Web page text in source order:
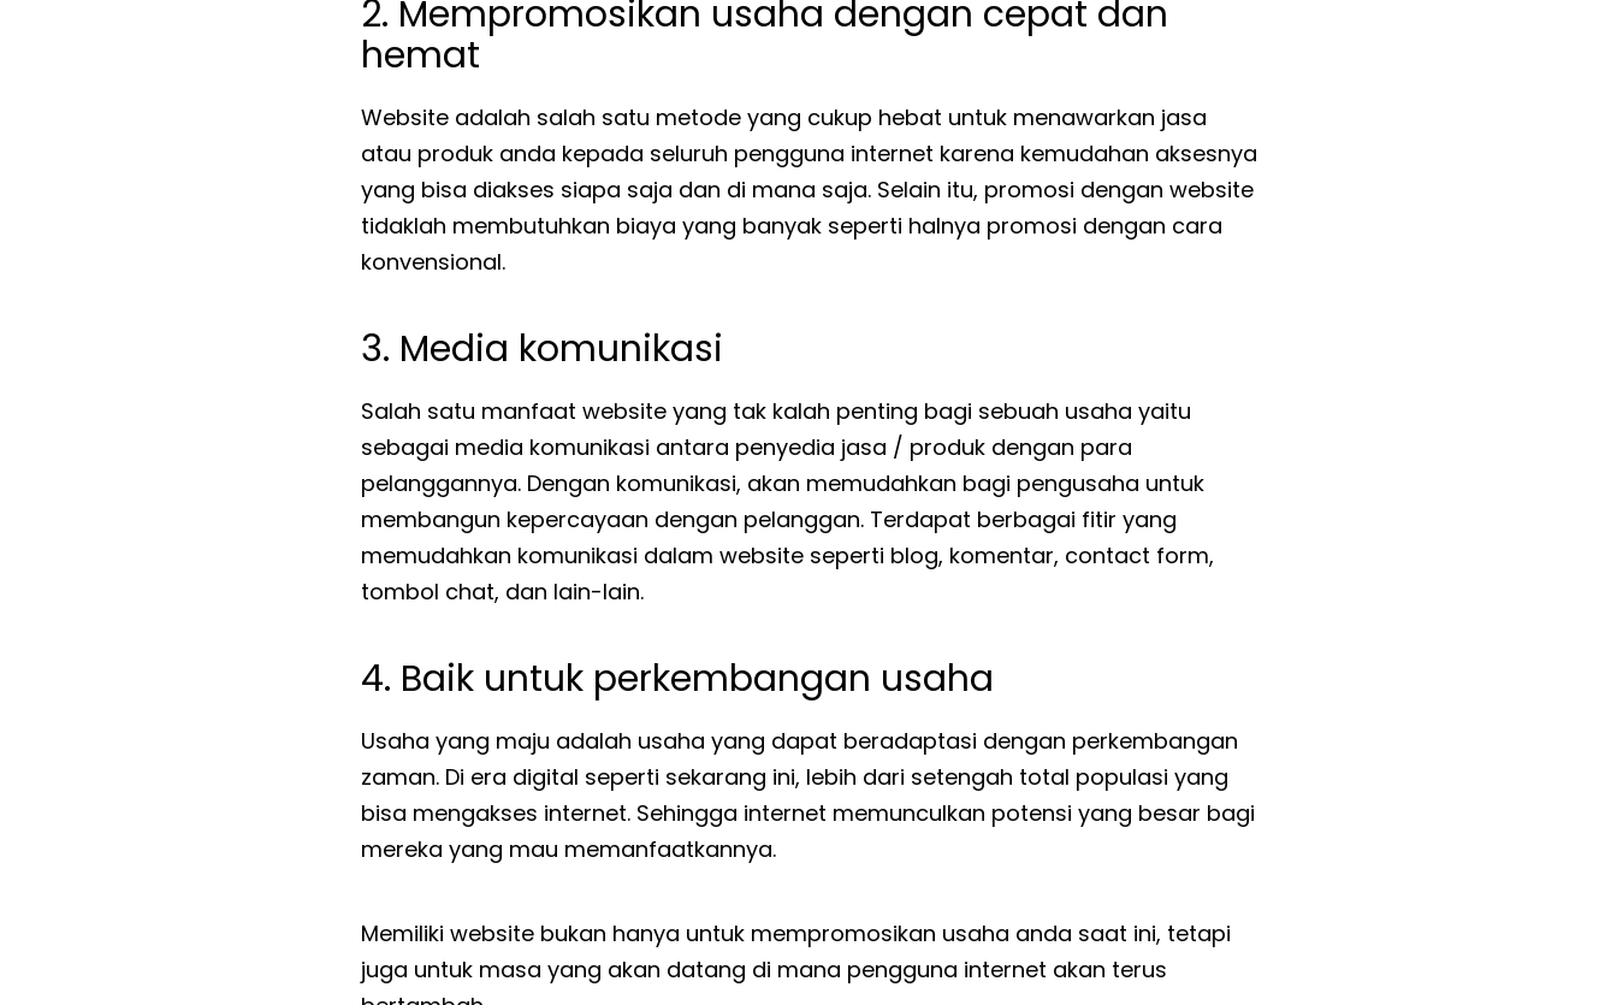
2. Mempromosikan usaha dengan cepat dan
hemat
Website adalah salah satu metode yang cukup hebat untuk menawarkan jasa
atau produk anda kepada seluruh pengguna internet karena kemudahan aksesnya
yang bisa diakses siapa saja dan di mana saja. Selain itu, promosi dengan website
tidaklah membutuhkan biaya yang banyak seperti halnya promosi dengan cara
konvensional.
3. Media komunikasi
Salah satu manfaat website yang tak kalah penting bagi sebuah usaha yaitu
sebagai media komunikasi antara penyedia jasa / produk dengan para
pelanggannya. Dengan komunikasi, akan memudahkan bagi pengusaha untuk
membangun kepercayaan dengan pelanggan. Terdapat berbagai fitir yang
memudahkan komunikasi dalam website seperti blog, komentar, contact form,
tombol chat, dan lain-lain.
4. Baik untuk perkembangan usaha
Usaha yang maju adalah usaha yang dapat beradaptasi dengan perkembangan
zaman. Di era digital seperti sekarang ini, lebih dari setengah total populasi yang
bisa mengakses internet. Sehingga internet memunculkan potensi yang besar bagi
mereka yang mau memanfaatkannya.
Memiliki website bukan hanya untuk mempromosikan usaha anda saat ini, tetapi
juga untuk masa yang akan datang di mana pengguna internet akan terus